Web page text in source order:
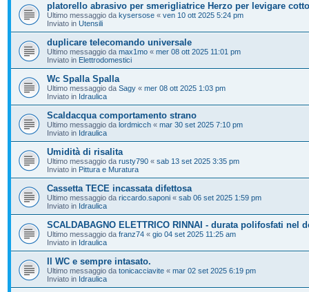
platorello abrasivo per smerigliatrice Herzo per levigare cotto
Ultimo messaggio da kysersose « ven 10 ott 2025 5:24 pm
Inviato in Utensili
duplicare telecomando universale
Ultimo messaggio da max1mo « mer 08 ott 2025 11:01 pm
Inviato in Elettrodomestici
Wc Spalla Spalla
Ultimo messaggio da Sagy « mer 08 ott 2025 1:03 pm
Inviato in Idraulica
Scaldacqua comportamento strano
Ultimo messaggio da lordmicch « mar 30 set 2025 7:10 pm
Inviato in Idraulica
Umidità di risalita
Ultimo messaggio da rusty790 « sab 13 set 2025 3:35 pm
Inviato in Pittura e Muratura
Cassetta TECE incassata difettosa
Ultimo messaggio da riccardo.saponi « sab 06 set 2025 1:59 pm
Inviato in Idraulica
SCALDABAGNO ELETTRICO RINNAI - durata polifosfati nel
Ultimo messaggio da franz74 « gio 04 set 2025 11:25 am
Inviato in Idraulica
Il WC e sempre intasato.
Ultimo messaggio da tonicacciavite « mar 02 set 2025 6:19 pm
Inviato in Idraulica